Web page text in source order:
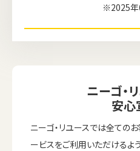
※2025年
ニーゴ・
安心
ニーゴ・リユースでは全ての
ービスをご利用いただけるよ